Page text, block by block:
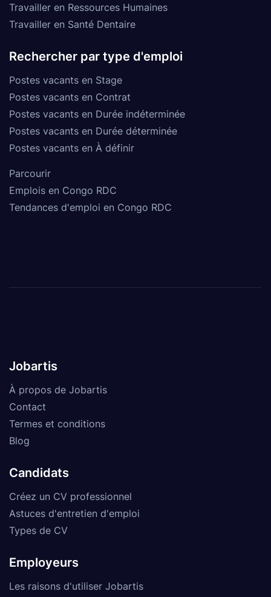
Travailler en Ressources Humaines
Travailler en Santé Dentaire
Rechercher par type d'emploi
Postes vacants en Stage
Postes vacants en Contrat
Postes vacants en Durée indéterminée
Postes vacants en Durée déterminée
Postes vacants en À définir
Parcourir
Emplois en Congo RDC
Tendances d'emploi en Congo RDC
Jobartis
À propos de Jobartis
Contact
Termes et conditions
Blog
Candidats
Créez un CV professionnel
Astuces d'entretien d'emploi
Types de CV
Employeurs
Les raisons d'utiliser Jobartis